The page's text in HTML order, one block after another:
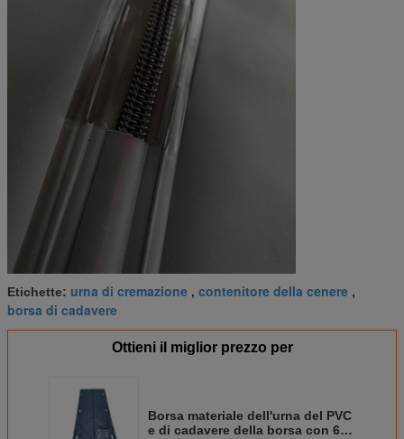
Etichette: urna di cremazione , contenitore della cenere ,
borsa di cadavere
Ottieni il miglior prezzo per
Borsa materiale dell'urna del PVC
e di cadavere della borsa con 6